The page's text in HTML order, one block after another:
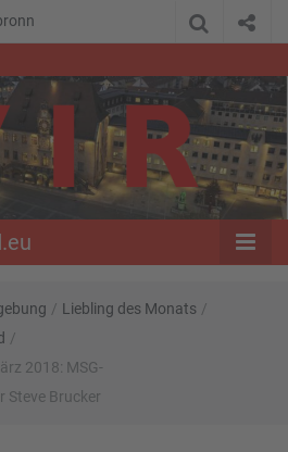
wir-hn.de –
wirland.eu
/ Liebling des Monats /
/
2018: MSG-
Steve Brucker